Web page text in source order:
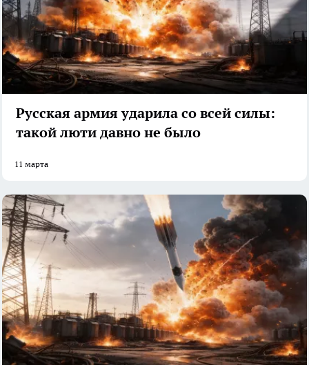
Русская армия ударила со всей силы:
такой люти давно не было
11 марта